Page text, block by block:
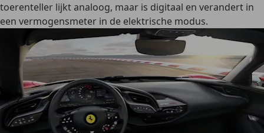
toerenteller lijkt analoog, maar is digitaal en verandert in
een vermogensmeter in de elektrische modus.